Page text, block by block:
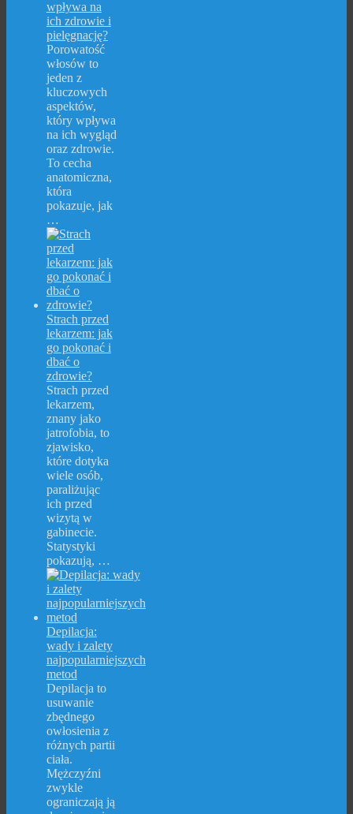
wpływa na
ich zdrowie i
pielęgnację?
Porowatość
włosów to
jeden z
kluczowych
aspektów,
który wpływa
na ich wygląd
oraz zdrowie.
To cecha
anatomiczna,
która
pokazuje, jak
…
Strach przed
lekarzem: jak
go pokonać i
dbać o
zdrowie?
Strach przed
lekarzem,
znany jako
jatrofobia, to
zjawisko,
które dotyka
wiele osób,
paraliżując
ich przed
wizytą w
gabinecie.
Statystyki
pokazują, …
Depilacja:
wady i zalety
najpopularniejszych
metod
Depilacja to
usuwanie
zbędnego
owłosienia z
różnych partii
ciała.
Mężczyźni
zwykle
ograniczają ją